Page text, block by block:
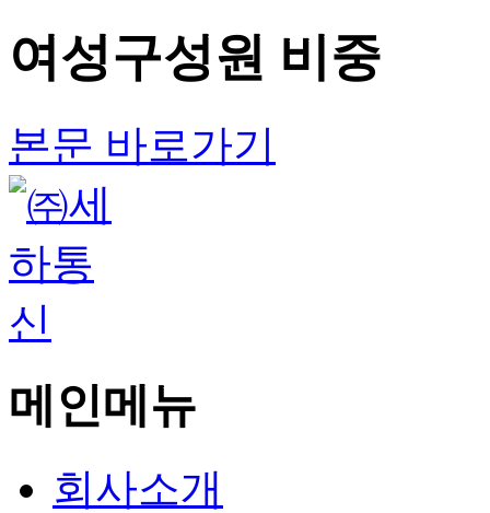
여성구성원 비중
본문 바로가기
메인메뉴
회사소개